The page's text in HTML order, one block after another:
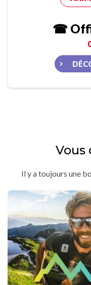
☎
Vous
Il y a toujours une